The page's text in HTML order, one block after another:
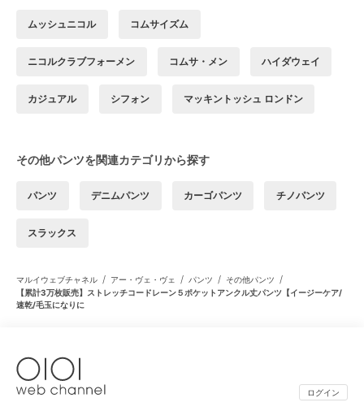
ムッシュニコル コムサイズム
ニコルクラブフォーメン コムサ・メン ハイダウェイ
カジュアル シフォン マッキントッシュ ロンドン
その他パンツを関連カテゴリから探す
パンツ デニムパンツ カーゴパンツ チノパンツ
スラックス
マルイウェブチャネル / アー・ヴェ・ヴェ / パンツ / その他パンツ /
【累計3万枚販売】ストレッチコードレーン５ポケットアンクル丈パンツ【イージーケア/
速乾/毛玉になりに
ログイン